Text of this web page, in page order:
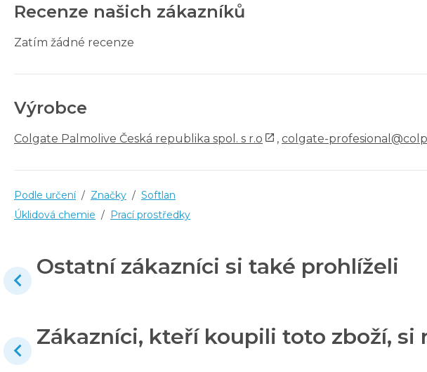
Recenze našich zákazníků
Zatím žádné recenze
Výrobce
Colgate Palmolive Česká republika spol. s r.o , colgate-
Podle určení / Značky / Softlan
Úklidová chemie / Prací prostředky
Ostatní zákazníci si také prohlíželi
Zákazníci, kteří koupili toto zboží, si